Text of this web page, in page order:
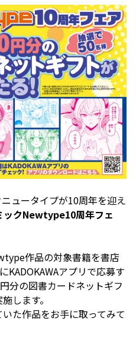
ュータイプが10周年を迎え
ックNewtype10周年フェ
作品の対象書籍を書店
KADOKAWAアプリで応募す
分の図書カードネットギフ
します。
た作品をお手に取ってみて